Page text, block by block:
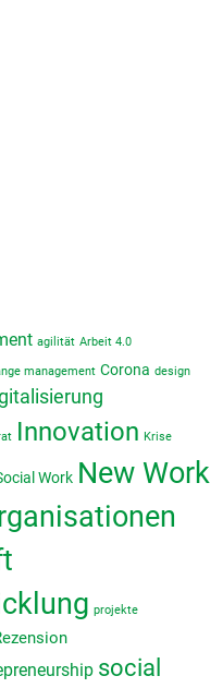
agilität Arbeit 4.0
management Corona design
Innovation Krise
Work New Work
projekte
social